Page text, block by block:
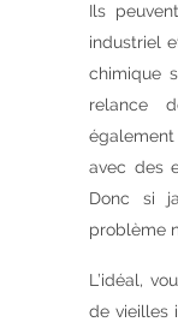
Ils
industriel
chimique
relance
avec des
Donc si
problème
L’idéal,
de vieilles